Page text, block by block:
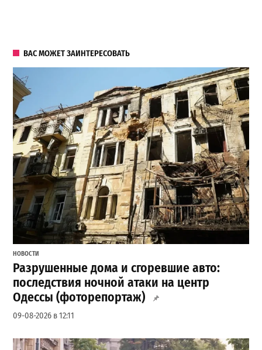
ВАС МОЖЕТ ЗАИНТЕРЕСОВАТЬ
НОВОСТИ
Разрушенные дома и сгоревшие авто:
последствия ночной атаки на центр
Одессы (фоторепортаж)
09-08-2026 в 12:11